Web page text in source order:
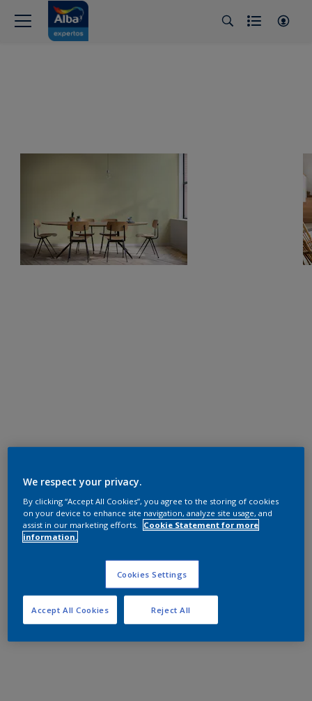
We respect your privacy.
By clicking “Accept All Cookies”, you agree to the storing of cookies
on your device to enhance site navigation, analyze site usage, and
assist in our marketing efforts.
Cookie Statement for more
information.
Cookies Settings
Reject All
Accept All Cookies